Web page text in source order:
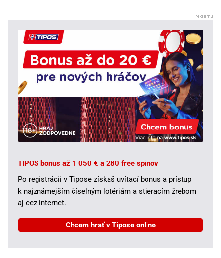
TIPOS bonus až 1 050 € a 280 free spinov
Po registrácii v Tipose získaš uvítací bonus a prístup
k najznámejším číselným lotériám a stieracím žrebom
aj cez internet.
Chcem hrať v Tipose online